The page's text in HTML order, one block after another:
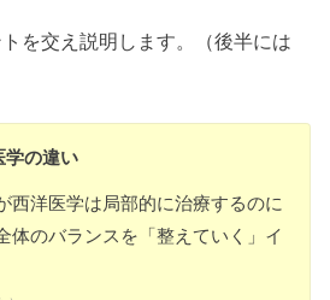
を交え説明します。（後半には
学の違い
西洋医学は局部的に治療するのに
体のバランスを「整えていく」イ